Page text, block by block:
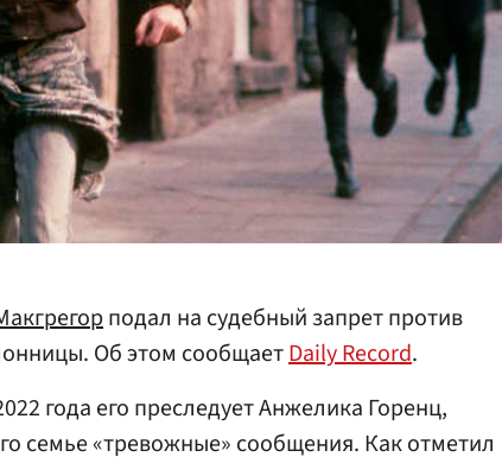
подал на судебный запрет против
Об этом сообщаетDaily Record.
года его преследует Анжелика Горенц,
семье «тревожные» сообщения. Как отметил